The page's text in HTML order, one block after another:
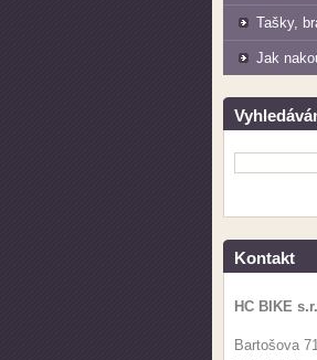
Tašky,
Jak
Kontakt
HC BIKE
Bartošova